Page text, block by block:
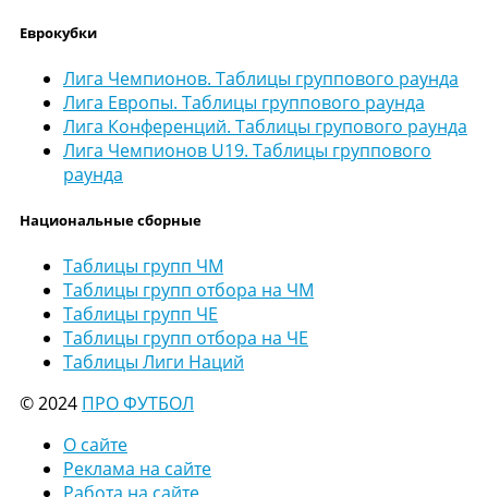
Еврокубки
Лига Чемпионов. Таблицы группового раунда
Лига Европы. Таблицы группового раунда
Лига Конференций. Таблицы групового раунда
Лига Чемпионов U19. Таблицы группового
раунда
Национальные сборные
Таблицы групп ЧМ
Таблицы групп отбора на ЧМ
Таблицы групп ЧЕ
Таблицы групп отбора на ЧЕ
Таблицы Лиги Наций
© 2024 ПРО ФУТБОЛ
О сайте
Реклама на сайте